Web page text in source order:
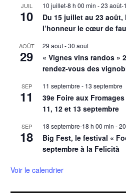
JUIL
10
10 juillet-8 h 00 min -23 août-
Du 15 juillet au 23
l’honneur le cœur de
AOÛT
29
29 août-30 août
« Vignes vins randos »
rendez-vous des
SEP
11
11 septembre - 13 septembre
39e Foire aux
11, 12 et 13 septembre
SEP
18
18 septembre-18 h 00 min -
Big Fest, le festival «
septembre à la Felicità
Voir le calendrier